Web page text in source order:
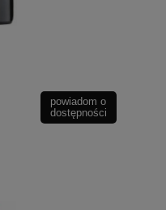
powiadom o
dostępności